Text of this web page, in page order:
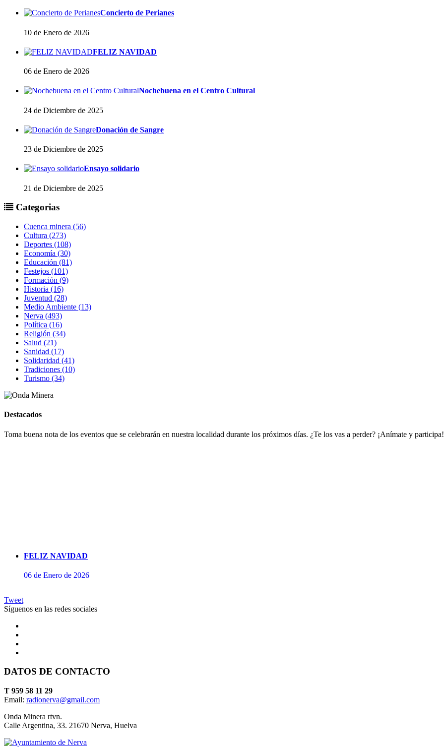
Concierto de Perianes
10 de Enero de 2026
FELIZ NAVIDAD
06 de Enero de 2026
Nochebuena en el Centro Cultural
24 de Diciembre de 2025
Donación de Sangre
23 de Diciembre de 2025
Ensayo solidario
21 de Diciembre de 2025
Categorias
Cuenca minera (56)
Cultura (273)
Deportes (108)
Economía (30)
Educación (81)
Festejos (101)
Formación (9)
Historia (16)
Juventud (28)
Medio Ambiente (13)
Nerva (493)
Política (16)
Religión (34)
Salud (21)
Sanidad (17)
Solidaridad (41)
Tradiciones (10)
Turismo (34)
Destacados
Toma buena nota de los eventos que se celebrarán en nuestra localidad durante los próximos días. ¿Te los vas a perder? ¡Anímate y participa!
FELIZ NAVIDAD
06 de Enero de 2026
Concierto de Perianes
Tweet
Síguenos en las redes sociales
DATOS DE CONTACTO
T 959 58 11 29
Email: radionerva@gmail.com
Onda Minera rtvn.
Calle Argentina, 33. 21670 Nerva, Huelva